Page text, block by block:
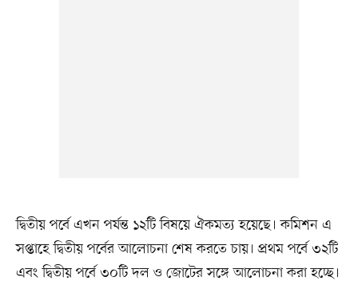
দ্বিতীয় পর্বে এখন পর্যন্ত ১২টি বিষয়ে ঐকমত্য হয়েছে। কমিশন এ
সপ্তাহে দ্বিতীয় পর্বের আলোচনা শেষ করতে চায়। প্রথম পর্বে ৩২টি
এবং দ্বিতীয় পর্বে ৩০টি দল ও জোটের সঙ্গে আলোচনা করা হচ্ছে।